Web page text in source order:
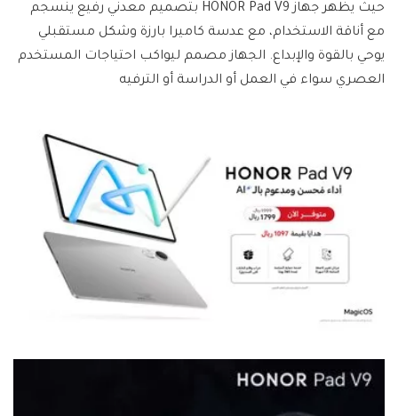
حيث يظهر جهاز HONOR Pad V9 بتصميم معدني رفيع ينسجم
مع أناقة الاستخدام، مع عدسة كاميرا بارزة وشكل مستقبلي
يوحي بالقوة والإبداع. الجهاز مصمم ليواكب احتياجات المستخدم
العصري سواء في العمل أو الدراسة أو الترفيه